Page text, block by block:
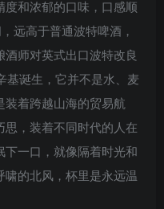
和浓郁的口味，口感顺
远高于普通波特啤酒，
师对英式出口波特改良
基诞生，它并不是水、麦
着跨越山海的贸易航
，装着不同时代的人在
一口，就像隔着时光和
的北风，杯里是永远温